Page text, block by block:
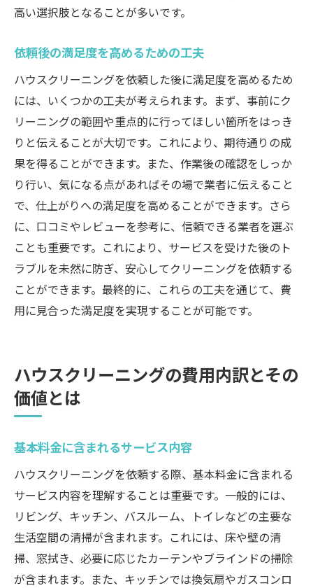
高い選択肢となることが多いです。
依頼後の満足度を高めるための工夫
ハウスクリーニングを依頼した後に満足度を高めるため
には、いくつかの工夫が考えられます。まず、事前にク
リーニングの範囲や重点的に行ってほしい箇所をはっき
りと伝えることが大切です。これにより、期待通りの成
果を得ることができます。また、作業後の確認をしっか
り行い、気になる点があればその場で業者に伝えること
で、仕上がりへの満足度を高めることができます。さら
に、口コミやレビューを参考に、信頼できる業者を選ぶ
ことも重要です。これにより、サービスを受けた後のト
ラブルを未然に防ぎ、安心してクリーニングを依頼する
ことができます。最終的に、これらの工夫を通じて、費
用に見合った満足度を実現することが可能です。
ハウスクリーニングの費用内訳とその
価値とは
基本料金に含まれるサービス内容
ハウスクリーニングを依頼する際、基本料金に含まれる
サービス内容を理解することは重要です。一般的には、
リビング、キッチン、バスルーム、トイレなどの主要な
生活空間の清掃が含まれます。これには、床や壁の清
掃、窓拭き、必要に応じたカーテンやブラインドの掃除
が含まれます。また、キッチンでは換気扇やガスコンロ